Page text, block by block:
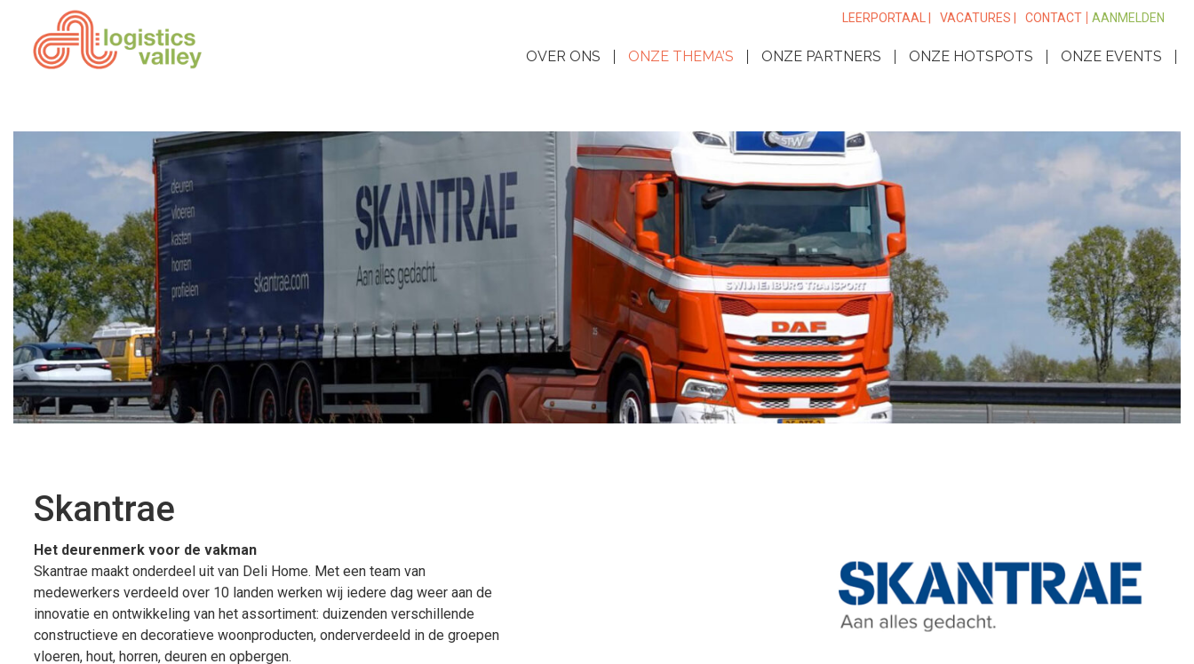
LEERPORTAAL | VACATURES | CONTACT AANMELDEN
OVER ONS ONZE THEMA’S ONZE PARTNERS ONZE HOTSPOTS ONZE EVENTS
Skantrae
Het deurenmerk voor de vakman
Skantrae maakt onderdeel uit van Deli Home. Met een team van
medewerkers verdeeld over 10 landen werken wij iedere dag weer aan de
innovatie en ontwikkeling van het assortiment: duizenden verschillende
constructieve en decoratieve woonproducten, onderverdeeld in de groepen
vloeren, hout, horren, deuren en opbergen.